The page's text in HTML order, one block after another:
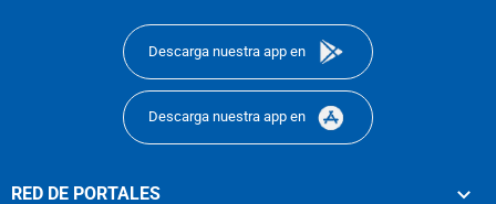
Descarga nuestra app en
Descarga nuestra app en
RED DE PORTALES